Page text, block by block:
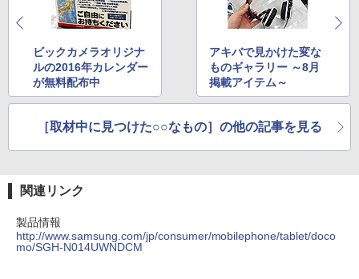
ビックカメラオリジナ
ルの2016年カレンダー
が無料配布中
アキバで見かけた変な
ものギャラリー ～8月
掲載アイテム～
［取材中に見つけた○○なもの］の他の記事を見る
関連リンク
製品情報
http://www.samsung.com/jp/consumer/mobilephone/tablet/doco
mo/SGH-N014UWNDCM